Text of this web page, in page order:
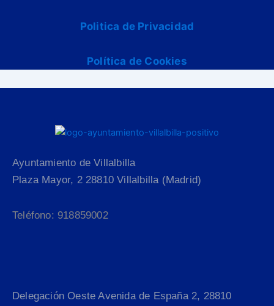
Politica de Privacidad
Política de Cookies
Ayuntamiento de Villalbilla
Plaza Mayor, 2 28810 Villalbilla (Madrid)
Teléfono: 918859002
Delegación Oeste Avenida de España 2, 28810